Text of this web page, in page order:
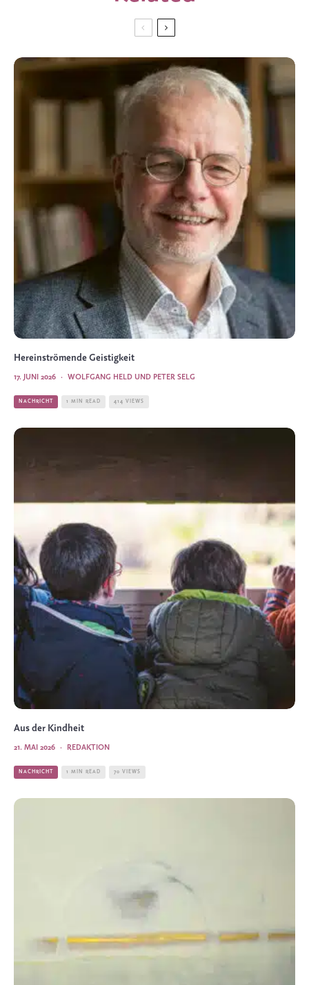
Hereinströmende Geistigkeit
WOLFGANG HELD UND PETER SELG
·
17. JUNI 2026
NACHRICHT 1 MIN READ 414 VIEWS
Aus der Kindheit
REDAKTION
·
21. MAI 2026
NACHRICHT 1 MIN READ 70 VIEWS